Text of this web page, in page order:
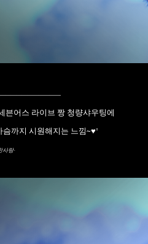
븐어스 라이브 짱 청량샤우팅에
슴까지 시원해지는 느낌~♥"
사랑-